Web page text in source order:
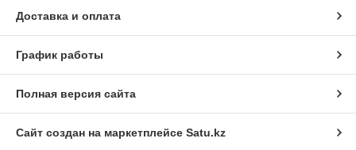
Доставка и оплата
График работы
Полная версия сайта
Сайт создан на маркетплейсе Satu.kz